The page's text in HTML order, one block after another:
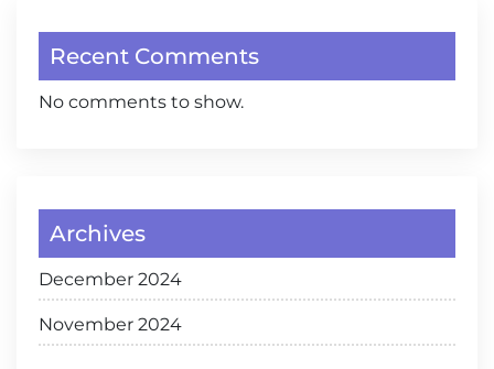
Recent Comments
No comments to show.
Archives
December 2024
November 2024